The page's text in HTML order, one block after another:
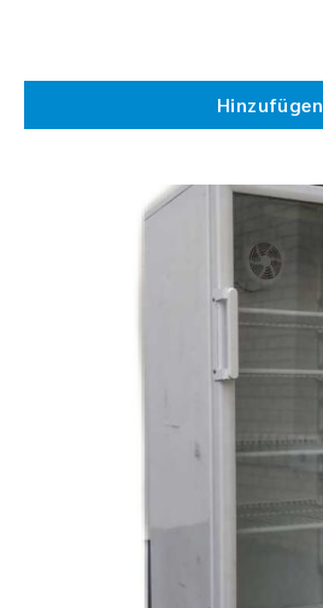
Hinzufügen